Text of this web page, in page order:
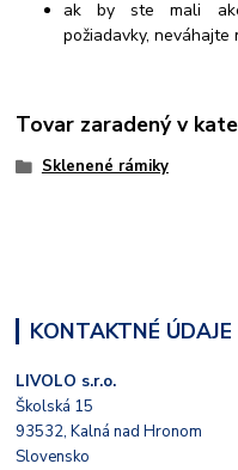
ak by ste mali
požiadavky,
Tovar zaradený v
Sklenené rámiky
KONTAKTNÉ ÚDAJE
LIVOLO s.r.o.
Školská 15
93532, Kalná nad Hronom
Slovensko